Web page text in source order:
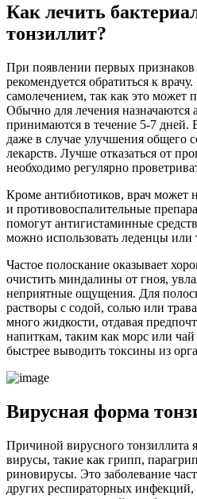
Как лечить
тонзиллит?
При появлении первых признаков
рекомендуется обратиться к
самолечением, так как это может
Обычно для лечения назначаются
принимаются в течение 5-7 дней.
даже в случае улучшения общего
лекарств. Лучше отказаться от
необходимо регулярно
Кроме антибиотиков, врач может
и противовоспалительные
помогут антигистаминные
можно использовать леденцы или
Частое полоскание оказывает
очистить миндалины от гноя,
неприятные ощущения. Для
растворы с содой, солью или
много жидкости, отдавая
напиткам, таким как морс или
быстрее выводить токсины из
Вирусная форма
Причиной вирусного тонзиллита
вирусы, такие как грипп,
риновирусы. Это заболевание
других респираторных